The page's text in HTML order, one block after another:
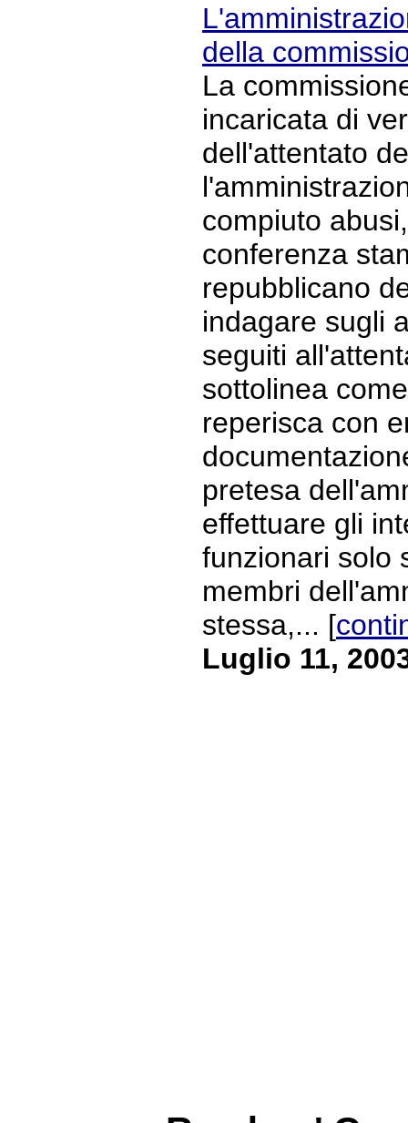
della
La
incaricata di
dell'attentato
compiuto
conferenza
repubblicano
indagare sugli
seguiti
sottolinea
reperisca con
pretesa
effettuare gli
funzionari solo
membri
stessa,... [
Luglio 11,